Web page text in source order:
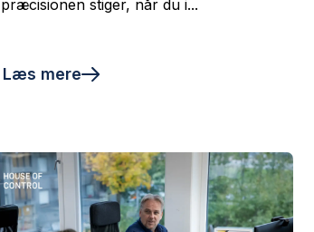
præcisionen stiger, når du i...
Læs mere